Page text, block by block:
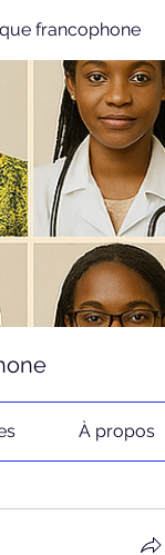
francophone
À propos